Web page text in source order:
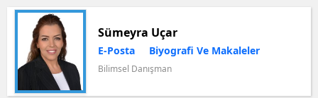
Sümeyra Uçar
Bilimsel Danışman
E-Posta Biyografi Ve Makaleler